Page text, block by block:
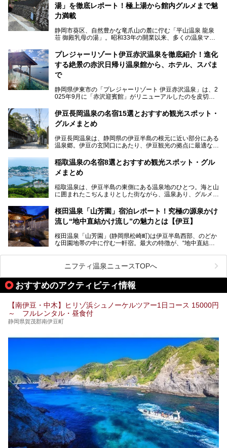
湯」を徹底レポート！極上湯から館内グルメまで魅
力満載
静岡市葵区、自然豊かな竜爪山の麓に佇む「平山温泉 龍泉
荘 御殿乳母の湯」。昭和33年の開業以来、多くの温泉マニ
極上温泉です。お湯はもちろん、実はグルメも揃っているん
です。多くのファンを持つ、その圧倒的なこだわりと魅力を
解説します。
プレジャーリゾート伊豆赤沢温泉を徹底紹介！進化
する絶景の赤沢日帰り温泉館から、ホテル、スパま
で
静岡県伊東市の「プレジャーリゾート 伊豆赤沢温泉」は、2
025年9月に「赤沢迎賓館」がリニューアルしたのを皮切り
館」、「RED 28 HOTEL」がリニューアル。さらにこのあ
とグランピング施設のGRAX EARTH FIELD（グラックスア
ースフィールド）、大型屋内アミューズメント施設のPLEA
予定。
ャー施設など、現在リニューアルオープンしている施設を中
心に、家族連れでも大人だけでも、おひとりさまでも多彩な
楽しみ方ができる「プレジャーリゾート 伊豆赤沢温泉」を
───
この記事はプレジャーリゾート 伊豆赤沢温泉のPR記事で
す。
伊豆長岡温泉の名宿15選とおすすめ観光スポット・
グルメまとめ
伊豆長岡温泉は、静岡県の伊豆半島の根元に近い部分にある
温泉郷。伊豆の玄関口にあたり、伊豆観光の拠点に最適な立
ちろん日帰りでも楽しめるのが魅力です。
この記事では、伊豆長岡温泉の歴史や魅力、おすすめの宿を
る温泉施設も紹介します！
稲取温泉の名宿8選とおすすめ観光スポット・グル
メまとめ
稲取温泉は、伊豆半島の東側にある温泉地のひとつ。海と山
に囲まれたこぢんまりとした街ながら、温泉あり、グルメあ
京からは約2時間30分、直通電車もありアクセスしやすいの
もうれしいところ。
入れる温泉施設、チェックしたい観光スポットやアクティビ
ティなどを一挙にまとめピックアップ。伊豆稲取温泉を訪れ
桜田温泉「山芳園」宿泊レポート！究極の源泉かけ
流し“地中直結かけ流し”の魅力とは【伊豆】
桜田温泉「山芳園」(静岡県松崎町)は伊豆半島西部、のどか
な田園地帯の中に佇む一軒宿。最大の特徴が、“地中直結か
地下に眠る源泉を加水・加温・消毒無し、さらには途中過程
で空気にも触れさせることなく浴槽まで提供。「究極の源泉
かけ流し」と言っても決して過言ではありません。
今回、桜田温泉「山芳園」の“温泉”を中心に、その魅力を詳
細レポート。また口コミの評判も非常に高い宿であり、客室
や食事も併せて徹底紹介します！
ニフティ温泉ニュースTOPへ
おすすめのアクティビティ情報
【南伊豆・中木】ヒリゾ浜シュノーケルツアー1日コース 15000円
～ フルレンタル・昼食付
静岡県賀茂郡南伊豆町